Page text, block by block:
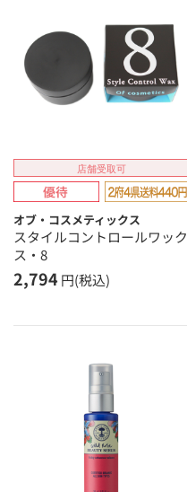
店舗受取可
オブ・コスメティックス
スタイルコントロールワック
ス・8
2,794 円(税込)